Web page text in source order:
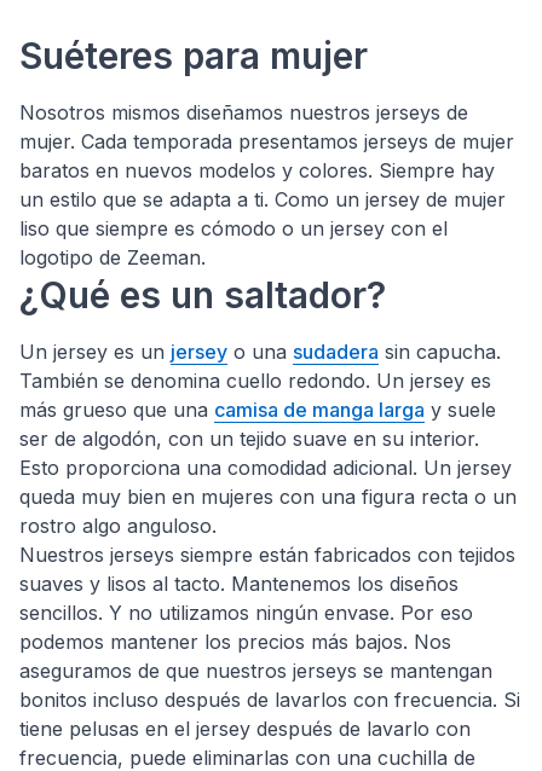
Suéteres para mujer
Nosotros mismos diseñamos nuestros jerseys de
mujer. Cada temporada presentamos jerseys de mujer
baratos en nuevos modelos y colores. Siempre hay
un estilo que se adapta a ti. Como un jersey de mujer
liso que siempre es cómodo o un jersey con el
logotipo de Zeeman.
¿Qué es un saltador?
Un jersey es un jersey o una sudadera sin capucha.
También se denomina cuello redondo. Un jersey es
más grueso que una camisa de manga larga y suele
ser de algodón, con un tejido suave en su interior.
Esto proporciona una comodidad adicional. Un jersey
queda muy bien en mujeres con una figura recta o un
rostro algo anguloso.
Nuestros jerseys siempre están fabricados con tejidos
suaves y lisos al tacto. Mantenemos los diseños
sencillos. Y no utilizamos ningún envase. Por eso
podemos mantener los precios más bajos. Nos
aseguramos de que nuestros jerseys se mantengan
bonitos incluso después de lavarlos con frecuencia. Si
tiene pelusas en el jersey después de lavarlo con
frecuencia, puede eliminarlas con una cuchilla de